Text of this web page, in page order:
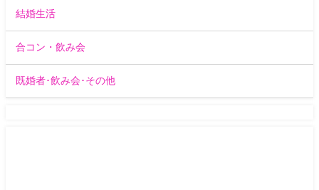
結婚生活
合コン・飲み会
既婚者･飲み会･その他